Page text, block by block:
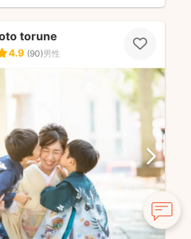
torune
4.9 (90)男性